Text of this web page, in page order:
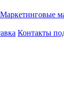
Маркетинговые
Контакты